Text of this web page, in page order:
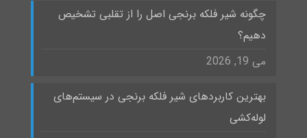
چگونه شیر فلکه برنجی اصل را از تقلبی تشخیص
دهیم؟
می 19, 2026
بهترین کاربردهای شیر فلکه برنجی در سیستم‌های
لوله‌کشی